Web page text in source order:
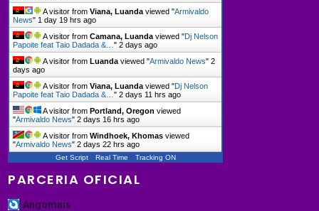
A visitor fromViana, Luanda viewed "Armivaldo
News" 1 day 19 hrs ago
A visitor fromCamana, Luanda viewed "Dj Nelson
Papoite feat Taio Dadada &…"2 days ago
A visitor fromLuanda viewed "Armivaldo News"2
days ago
A visitor fromViana, Luanda viewed "Dj Nelson
Papoite feat Taio Dadada &…"2 days 11 hrs ago
A visitor fromPortland, Oregon viewed
"Armivaldo News"2 days 16 hrs ago
A visitor fromWindhoek, Khomas viewed
"Armivaldo News"2 days 22 hrs ago
Get Script Real Time Tracking ON
PARCERIA OFICIAL
Angomais